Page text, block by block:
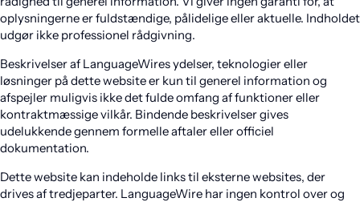
oplysningerne er fuldstændige, pålidelige eller aktuelle. Indholdet
udgør ikke professionel rådgivning.
Beskrivelser af LanguageWires ydelser, teknologier eller
løsninger på dette website er kun til generel information og
afspejler muligvis ikke det fulde omfang af funktioner eller
kontraktmæssige vilkår. Bindende beskrivelser gives
udelukkende gennem formelle aftaler eller officiel
dokumentation.
Dette website kan indeholde links til eksterne websites, der
drives af tredjeparter. LanguageWire har ingen kontrol over og